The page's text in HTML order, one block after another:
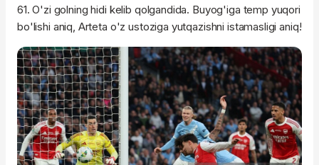
61. O'zi golning hidi kelib qolgandida. Buyog'iga temp yuqori
bo'lishi aniq, Arteta o'z ustoziga yutqazishni istamasligi aniq!